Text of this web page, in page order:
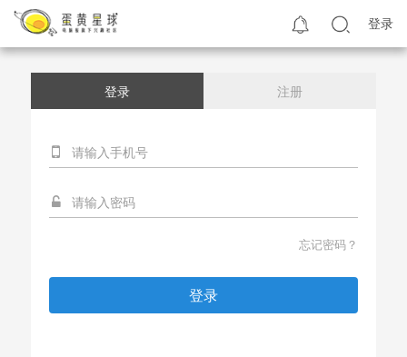
登录
登录 注册
忘记密码？
登录